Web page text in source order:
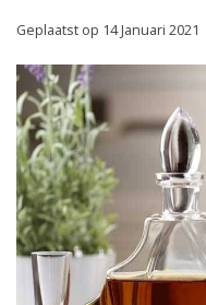
Cadeaus
Koffie & Thee
Bar & Wijn
Geplaatst op 14 Januari 2021